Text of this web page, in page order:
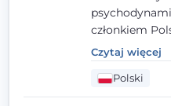
członkiem
Psychoterapii
mojej pracy
na uważne
mnie
Czytaj więcej
Polski